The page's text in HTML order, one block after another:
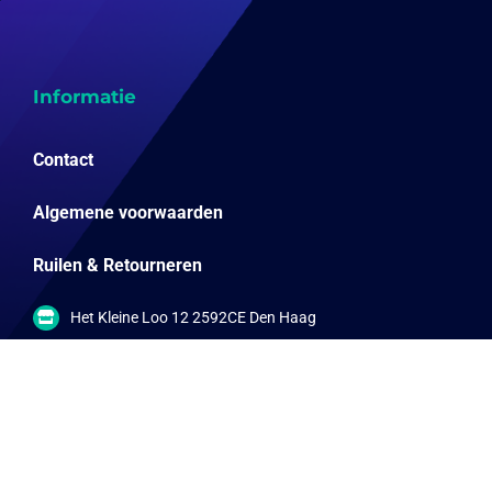
Informatie
Contact
Algemene voorwaarden
Ruilen & Retourneren
Het Kleine Loo 12 2592CE Den Haag